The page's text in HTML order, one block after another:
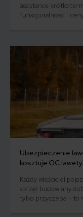
assistance
funkcjonalności i
Ubezpieczenie
kosztuje OC
Każdy właściciel
sprzęt budowlany
tylko przyczepa – to